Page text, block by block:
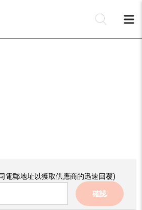
電郵地址以獲取供應商的迅速回覆)
確認